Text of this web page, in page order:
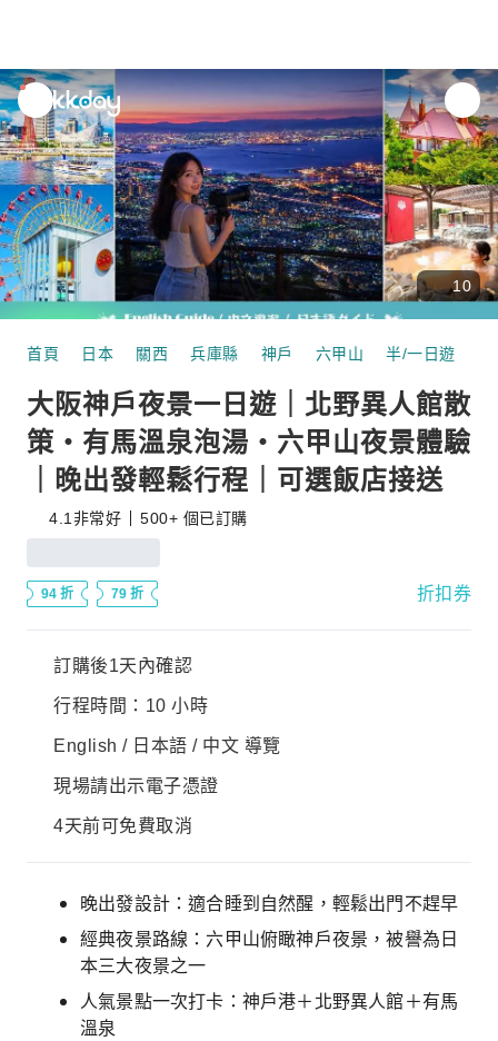
unread
notifications
10
首頁 日本 關西 兵庫縣 神戶 六甲山 半/一日遊
大阪神戶夜景一日遊｜北野異人館散
策・有馬溫泉泡湯・六甲山夜景體驗
｜晚出發輕鬆行程｜可選飯店接送
4.1 非常好 500+ 個已訂購
94 折 79 折 折扣券
訂購後1天內確認
行程時間：10 小時
English / 日本語 / 中文 導覽
現場請出示電子憑證
4天前可免費取消
晚出發設計：適合睡到自然醒，輕鬆出門不趕早
經典夜景路線：六甲山俯瞰神戶夜景，被譽為日
本三大夜景之一
人氣景點一次打卡：神戶港＋北野異人館＋有馬
溫泉